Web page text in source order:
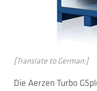
[Translate to German:]
Die Aerzen Turbo